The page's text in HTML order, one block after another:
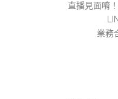
直播見面唷！
業務